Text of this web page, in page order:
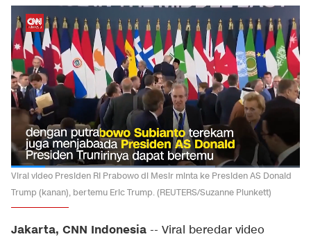
Viral video Presiden RI Prabowo di Mesir minta ke Presiden AS Donald
Trump (kanan), bertemu Eric Trump. (REUTERS/Suzanne Plunkett)
Jakarta, CNN Indonesia -- Viral beredar video